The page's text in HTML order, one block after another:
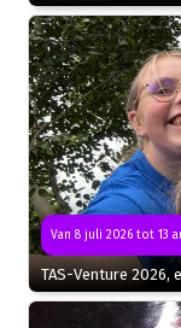
Van 8 juli 2026 tot 13
TAS-Venture 2026,